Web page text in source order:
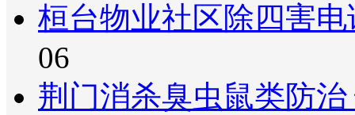
桓台物业社区除四害
06
荆门消杀臭虫鼠类防